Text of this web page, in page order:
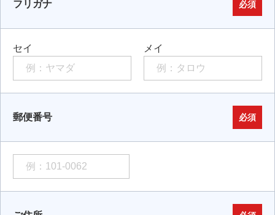
フリガナ 必須
セイ メイ
郵便番号 必須